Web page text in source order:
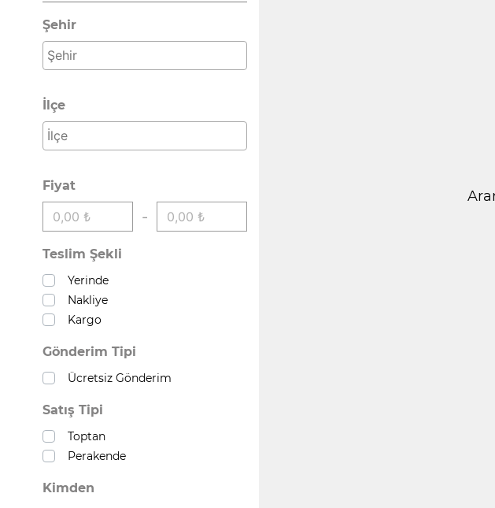
Şehir
İlçe
Fiyat
-
Teslim Şekli
Yerinde
Nakliye
Kargo
Gönderim Tipi
Ücretsiz Gönderim
Satış Tipi
Toptan
Perakende
Kimden